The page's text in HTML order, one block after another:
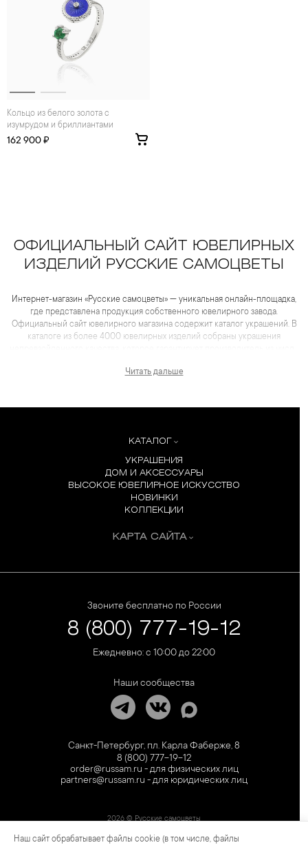
Кольцо из белого золота с
изумрудом и бриллиантами
162 900 ₽
ОФИЦИАЛЬНЫЙ САЙТ ЮВЕЛИРНЫХ
ИЗДЕЛИЙ РУССКИЕ САМОЦВЕТЫ
Интернет-магазин «Русские самоцветы» — уникальная онлайн-площадка,
где представлена продукция собственного ювелирного завода.
Официальный сайт ювелирного магазина содержит каталог украшений. В
каталоге из более 4000 ювелирных изделий собраны украшения
качественные фотографии и видеоматериалы, но и
Читать дальше
КАТАЛОГ
УКРАШЕНИЯ
ДОМ И АКСЕССУАРЫ
ВЫСОКОЕ ЮВЕЛИРНОЕ ИСКУССТВО
НОВИНКИ
КОЛЛЕКЦИИ
КАРТА САЙТА
Звоните бесплатно по России
8 (800) 777-19-12
Ежедневно: с 10:00 до 22:00
Наши сообщества
Санкт-Петербург, пл. Карла Фаберже, 8
8 (800) 777-19-12
order@russam.ru - для физических лиц
partners@russam.ru - для юридических лиц
2026 © Русские самоцветы
Предложение не является публичной офертой. Цены на сайте и в розничной сети
Наш сайт обрабатывает файлы cookie (в том числе, файлы